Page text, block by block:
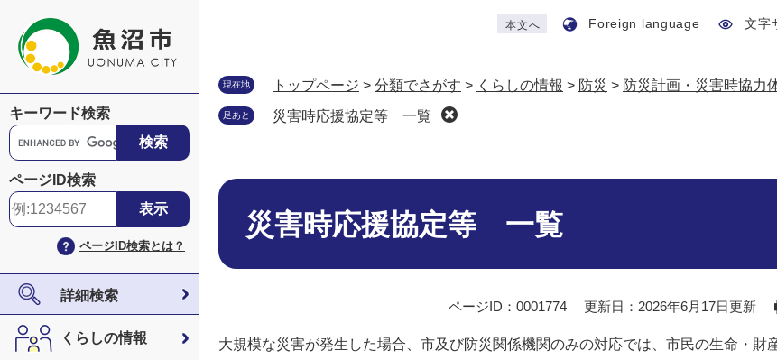
本文へ Foreign language 文字
キーワード検索
G
o
o
g
ス
タ
ム
検
索
ページID検索
ページID検索とは？
詳細検索
くらしの情報
現在地 トップページ > 分類でさがす > くらしの情報 > 防災 > 防災計画・災害時協力
足あと 災害時応援協定等 一覧
本
災害時応援協定等 一覧
ページID：0001774 更新日：2026年6月17日更新
大規模な災害が発生した場合、市及び防災関係機関のみの対応では、市民の生命・財